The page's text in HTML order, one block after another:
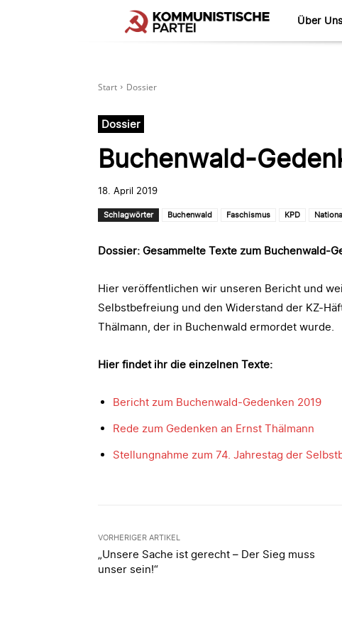
Über
Start Dossier
Dossier
Buchenwald-
18. April 2019
Schlagwörter Buchenwald Faschismus KPD
Dossier: Gesammelte Texte zum Buchenwald-
Hier veröffentlichen wir unseren Bericht und
Selbstbefreiung und den Widerstand der KZ-
Thälmann, der in Buchenwald ermordet wurde.
Hier findet ihr die einzelnen Texte:
Bericht zum Buchenwald-Gedenken 2019
Rede zum Gedenken an Ernst Thälmann
Stellungnahme zum 74. Jahrestag der
VORHERIGER ARTIKEL
„Unsere Sache ist gerecht – Der Sieg muss
unser sein!“